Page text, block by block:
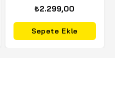
₺2.299,00
Sepete Ekle